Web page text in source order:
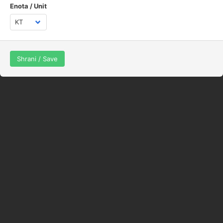
Enota / Unit
Shrani / Save
Spletna stran uporablja piškotke z namenom, da vam ponudimo boljše